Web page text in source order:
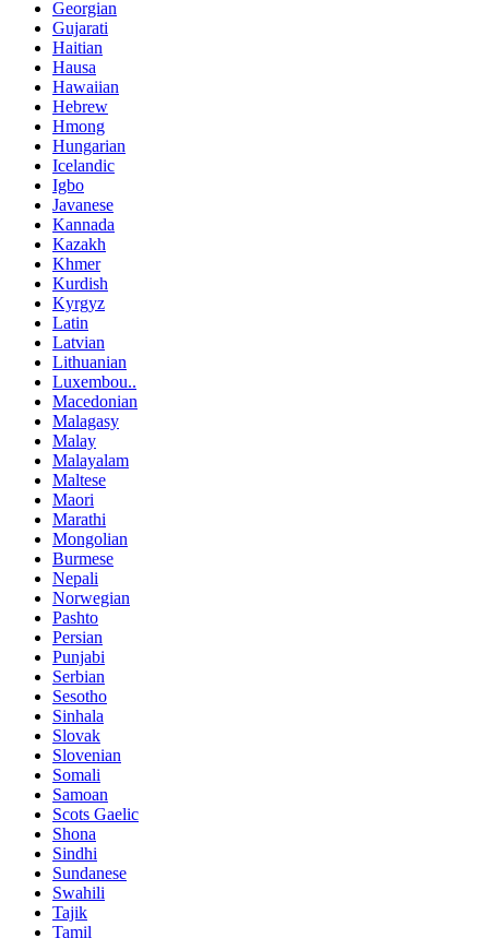
Georgian
Gujarati
Haitian
Hausa
Hawaiian
Hebrew
Hmong
Hungarian
Icelandic
Igbo
Javanese
Kannada
Kazakh
Khmer
Kurdish
Kyrgyz
Latin
Latvian
Lithuanian
Luxembou..
Macedonian
Malagasy
Malay
Malayalam
Maltese
Maori
Marathi
Mongolian
Burmese
Nepali
Norwegian
Pashto
Persian
Punjabi
Serbian
Sesotho
Sinhala
Slovak
Slovenian
Somali
Samoan
Scots Gaelic
Shona
Sindhi
Sundanese
Swahili
Tajik
Tamil